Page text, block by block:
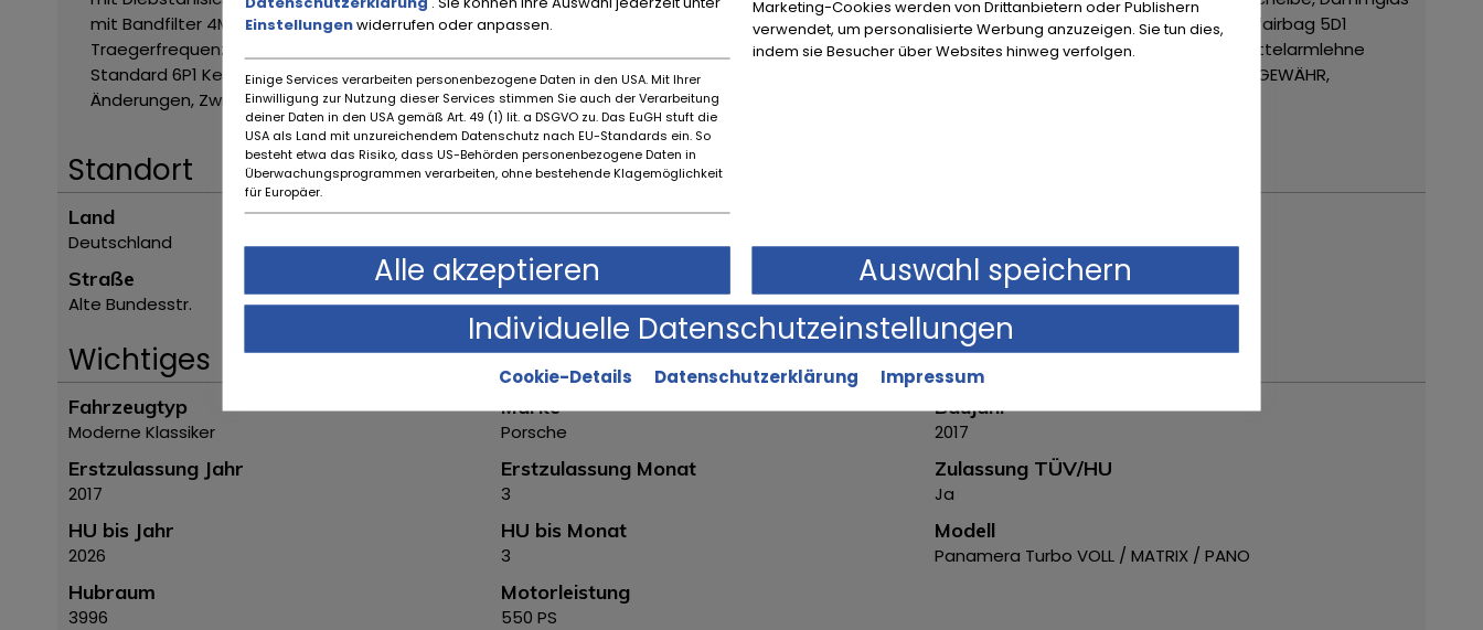
mit Bandfilter 4M1 Getränkehalter geschlossen4UF Airbag Fahrer/Beifahrer (Beifahrer deaktivierbar)4X4 Seitenairbag vorn und hinten mit Kopfairbag 5D1
Traegerfrequenz 433,92 MHZ
5SL Aussenspiegel links, asphaerisch5XC Sonnenblenden, Spiegel (RdW)
6E1 Mittelarmlehne
Standard 6P1 Kennzeichentraeger hinten (ECE)6W1 Kennzeichentraeger vorne gross (ECE)
ZUBEHÖRANGABEN OHNE GEWÄHR,
Änderungen, Zwischenverkauf und Irrtümer vorbehalten!----.
Standort
Land
Deutschland
Ort
Bovenden 37120
Straße
Alte Bundesstr.
Hausnummer
48
Wichtiges
Fahrzeugtyp
Moderne Klassiker
Marke
Porsche
Baujahr
2017
Erstzulassung Jahr
2017
Erstzulassung Monat
3
Zulassung TÜV/HU
Ja
HU bis Jahr
2026
HU bis Monat
3
Modell
Panamera Turbo VOLL / MATRIX / PANO
Hubraum
3996
Motorleistung
550 PS
Einstellungenwiderrufen oder anpassen.
Einige Services verarbeiten personenbezogene Daten in den USA. Mit Ihrer
Einwilligung zur Nutzung dieser Services stimmen Sie auch der Verarbeitung
deiner Daten in den USA gemäß Art. 49 (1) lit. a DSGVO zu. Das EuGH stuft die
USA als Land mit unzureichendem Datenschutz nach EU-Standards ein. So
besteht etwa das Risiko, dass US-Behörden personenbezogene Daten in
Überwachungsprogrammen verarbeiten, ohne bestehende Klagemöglichkeit
für Europäer.
Marketing-Cookies werden von Drittanbietern oder Publishern
verwendet, um personalisierte Werbung anzuzeigen. Sie tun dies,
indem sie Besucher über Websites hinweg verfolgen.
Alle akzeptieren
Auswahl speichern
Individuelle Datenschutzeinstellungen
Cookie-Details Datenschutzerklärung Impressum